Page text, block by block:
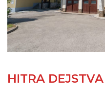
HITRA DEJSTVA